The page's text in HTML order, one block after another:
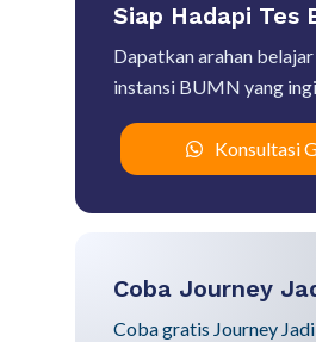
Siap Hadapi Tes
Dapatkan arahan
instansi BUMN yang
Konsultasi
Coba Journey
Coba gratis Journey